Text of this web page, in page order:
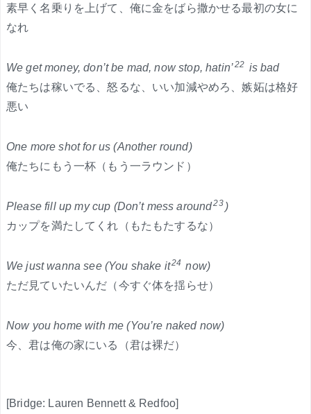
素早く名乗りを上げて、俺に金をばら撒かせる最初の女に
なれ
We get money, don’t be mad, now stop, hatin’22 is bad
俺たちは稼いでる、怒るな、いい加減やめろ、嫉妬は格好
悪い
One more shot for us (Another round)
俺たちにもう一杯（もう一ラウンド）
Please fill up my cup (Don’t mess around23 )
カップを満たしてくれ（もたもたするな）
We just wanna see (You shake it24 now)
ただ見ていたいんだ（今すぐ体を揺らせ）
Now you home with me (You’re naked now)
今、君は俺の家にいる（君は裸だ）
[Bridge: Lauren Bennett & Redfoo]